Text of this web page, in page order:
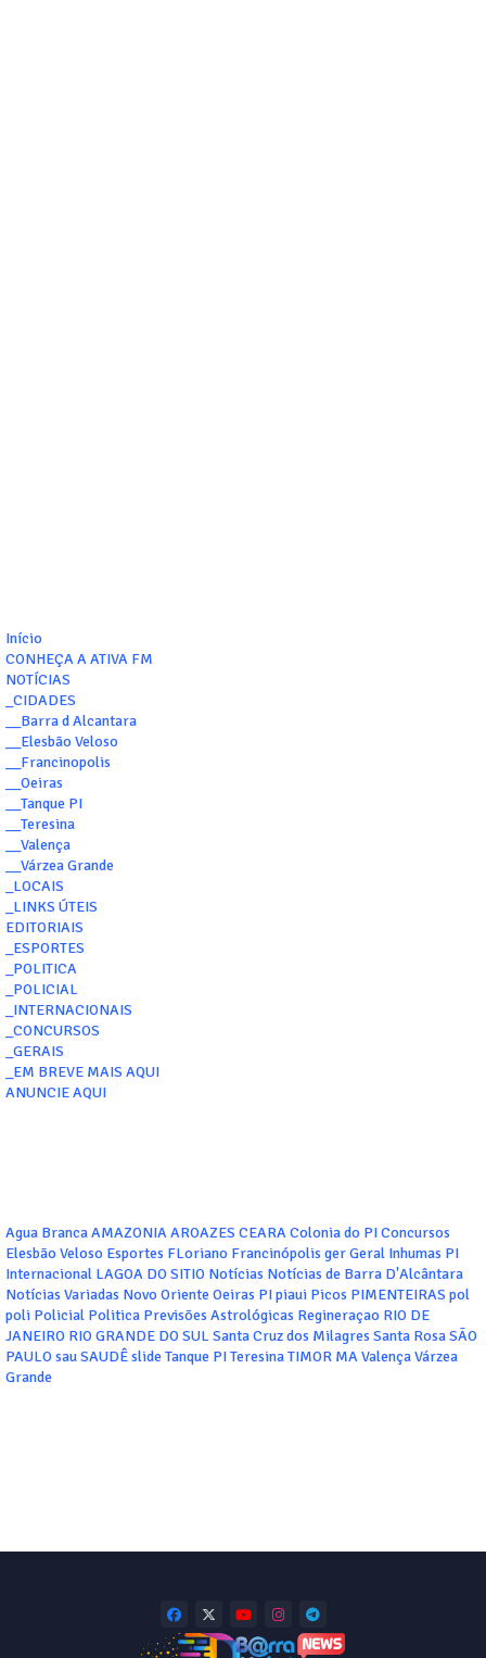
Início
CONHEÇA A ATIVA FM
NOTÍCIAS
_CIDADES
__Barra d Alcantara
__Elesbão Veloso
__Francinopolis
__Oeiras
__Tanque PI
__Teresina
__Valença
__Várzea Grande
_LOCAIS
_LINKS ÚTEIS
EDITORIAIS
_ESPORTES
_POLITICA
_POLICIAL
_INTERNACIONAIS
_CONCURSOS
_GERAIS
_EM BREVE MAIS AQUI
ANUNCIE AQUI
Agua BrancaAMAZONIAAROAZES CEARAColonia do PIConcursos
Elesbão Veloso Esportes FLoriano Francinópolis gerGeral Inhumas PI
Internacional LAGOA DO SITIO Notícias Notícias de Barra D'Alcântara
Notícias Variadas Novo Oriente Oeiras PIpiaui Picos PIMENTEIRAS pol
poli Policial Politica Previsões Astrológicas Regineraçao RIO DE
JANEIRO RIO GRANDE DO SUL Santa Cruz dos Milagres Santa RosaSÃO
PAULOsauSAUDÊslide Tanque PITeresinaTIMOR MAValençaVárzea
Grande